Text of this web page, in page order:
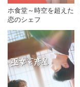
ホ食堂～時空を超えた
恋のシェフ